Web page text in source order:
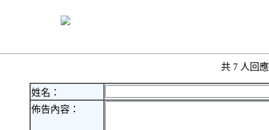
共 7 人回
姓名：
佈告內容：